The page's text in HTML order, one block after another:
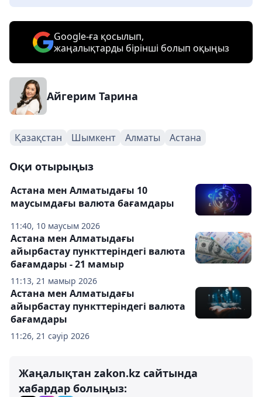
Google-ға қосылып,
жаңалықтарды бірінші болып оқыңыз
Айгерим Тарина
Қазақстан Шымкент Алматы Астана
Оқи отырыңыз
11:40, 10 маусым 2026
Астана мен Алматыдағы 10
маусымдағы валюта бағамдары
11:13, 21 мамыр 2026
Астана мен Алматыдағы
айырбастау пункттеріндегі валюта
бағамдары - 21 мамыр
11:26, 21 сәуір 2026
Астана мен Алматыдағы
айырбастау пункттеріндегі валюта
бағамдары
Жаңалықтан zakon.kz сайтында
хабардар болыңыз: